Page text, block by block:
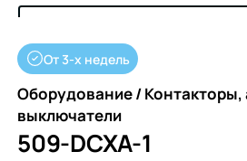
От 3-х недель
Оборудование / Контакторы,
выключатели
509-DCXA-1